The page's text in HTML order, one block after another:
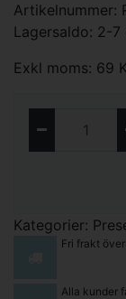
Artikelnummer:
Lagersaldo: 2-
Exkl moms: 69
Kategorier:
Fri frakt
Alla kunder